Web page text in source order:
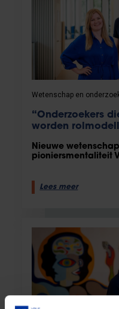
Wetenschap en
“Onderzoekers
worden
Nieuwe
pioniersmentaliteit
Lees meer